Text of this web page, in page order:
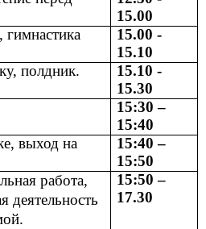
15.00
15.00 -
15.10
полдник.
15.10 -
15.30
15:30 –
15:40
выход на
15:40 –
15:50
работа,
деятельность
15:50 –
17.30